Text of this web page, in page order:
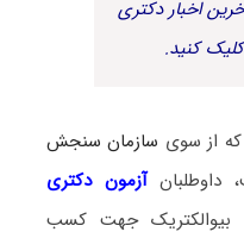
اخبار دکتری
کنید.
که از سوی سازمان سنجش
آزمون دکتری
جهت کسب